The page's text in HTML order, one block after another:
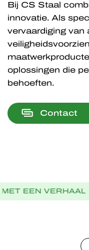
Bij CS Staal
innovatie. Als
vervaardiging van
oplossingen die
behoeften.
Contact
STAAL MET